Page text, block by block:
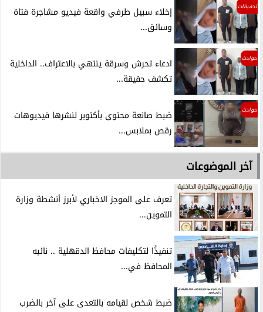
تحقيقات
إخلاء سبيل طرفي واقعة فيديو مشاجرة فتاة
وسائق...
حوادث
ادعاء تحرش وسرقة ينتهي بالاعتراف.. الداخلية
تكشف حقيقة...
حوادث
ضبط صانعة محتوى بأكتوبر لنشرها فيديوهات
رقص بملابس...
آخر الموضوعات
تعرف على الموجز الاخباري لأبرز أنشطة وزارة
التموين...
تنفيذًا لتكليفات محافظ الدقهلية .. نائبه
المحافظ في...
ضبط شخص لقيامه بالتعدى على آخر بالضرب